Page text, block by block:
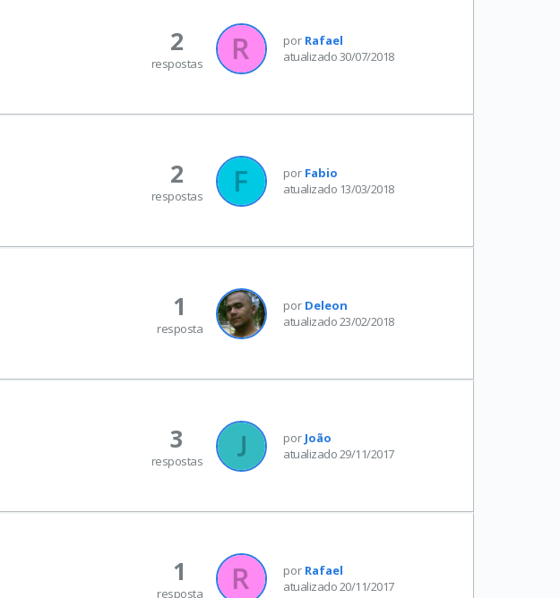
por Rafael
atualizado 30/07/2018
2
respostas
por Fabio
atualizado 13/03/2018
2
respostas
por Deleon
atualizado 23/02/2018
1
resposta
por João
atualizado 29/11/2017
3
respostas
por Rafael
atualizado 20/11/2017
1
resposta